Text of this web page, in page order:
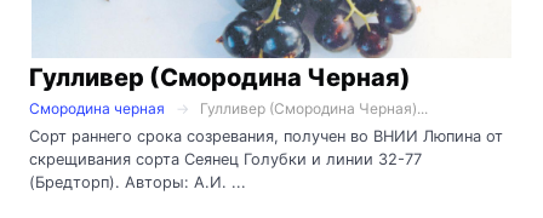
Гулливер (Смородина Черная)
Смородина черная
Гулливер (Смородина Черная)...
Сорт раннего срока созревания, получен во ВНИИ Люпина от
скрещивания сорта Сеянец Голубки и линии 32-77
(Бредторп). Авторы: А.И. ...